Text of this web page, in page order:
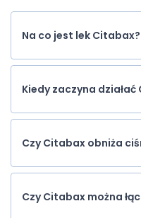
Na co jest lek Citabax?
Kiedy zaczyna działać
Czy Citabax obniża
Czy Citabax można